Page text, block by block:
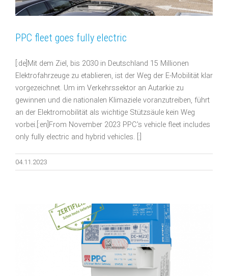
PPC fleet goes fully electric
[:de]Mit dem Ziel, bis 2030 in Deutschland 15 Millionen
Elektrofahrzeuge zu etablieren, ist der Weg der E-Mobilität klar
vorgezeichnet. Um im Verkehrssektor an Autarkie zu
gewinnen und die nationalen Klimaziele voranzutreiben, führt
an der Elektromobilität als wichtige Stützsäule kein Weg
vorbei.[:en]From November 2023 PPC's vehicle fleet includes
only fully electric and hybrid vehicles. [:]
04.11.2023